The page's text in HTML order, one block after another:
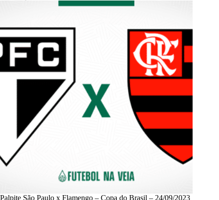
Palpite São Paulo x Flamengo – Copa do Brasil – 24/09/2023